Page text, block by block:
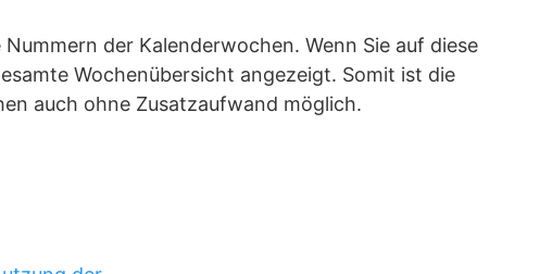
der Kalenderwochen. Wenn Sie auf diese
Wochenübersicht angezeigt. Somit ist die
auch ohne Zusatzaufwand möglich.